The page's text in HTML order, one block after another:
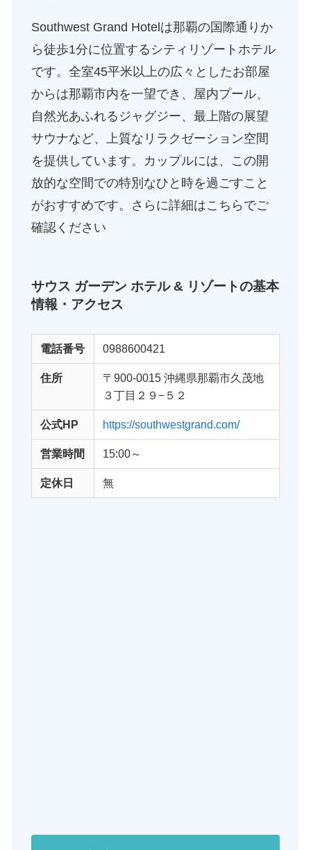
Southwest Grand Hotelは那覇の国際通りか
ら徒歩1分に位置するシティリゾートホテル
です。全室45平米以上の広々としたお部屋
からは那覇市内を一望でき、屋内プール、
自然光あふれるジャグジー、最上階の展望
サウナなど、上質なリラクゼーション空間
を提供しています。カップルには、この開
放的な空間での特別なひと時を過ごすこと
がおすすめです。さらに詳細はこちらでご
確認ください
サウス ガーデン ホテル & リゾートの基本
情報・アクセス
電話番号 0988600421
住所
〒900-0015 沖縄県那覇市久茂地
３丁目２９−５２
公式HP https://southwestgrand.com/
営業時間 15:00～
定休日 無